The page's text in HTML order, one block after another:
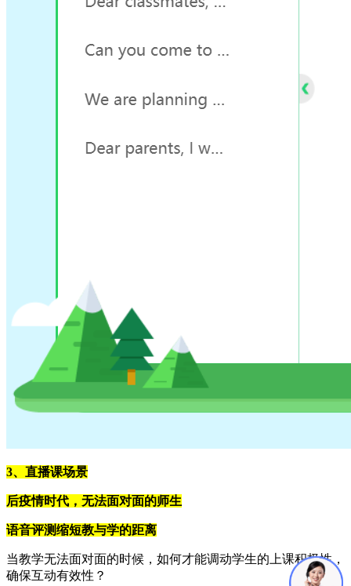
3、直播课场景
后疫情时代，无法面对面的师生
语音评测缩短教与学的距离
当教学无法面对面的时候，如何才能调动学生的上课积极性，
确保互动有效性？